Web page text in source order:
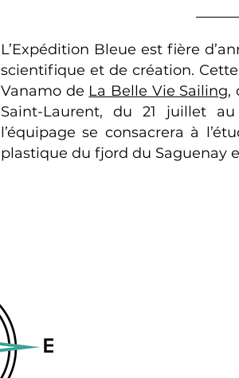
L’Expédition Bleue est fière
scientifique et de création.
Vanamo de La Belle Vie Sailing,
Saint-Laurent, du 21 juillet
l’équipage se consacrera à
plastique du fjord du Saguenay